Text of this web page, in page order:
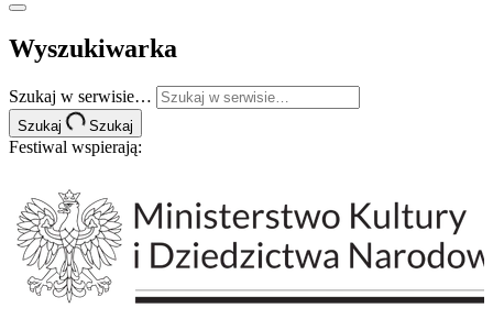
Wyszukiwarka
Szukaj w serwisie…
Szukaj Szukaj
Festiwal wspierają: